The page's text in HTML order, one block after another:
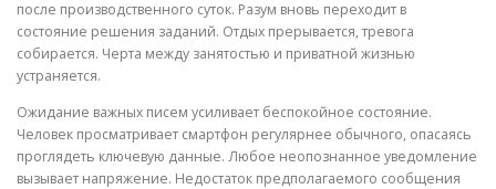
после производственного суток. Разум вновь переходит в
состояние решения заданий. Отдых прерывается, тревога
собирается. Черта между занятостью и приватной жизнью
устраняется.
Ожидание важных писем усиливает беспокойное состояние.
Человек просматривает смартфон регулярнее обычного, опасаясь
проглядеть ключевую данные. Любое неопознанное уведомление
вызывает напряжение. Недостаток предполагаемого сообщения